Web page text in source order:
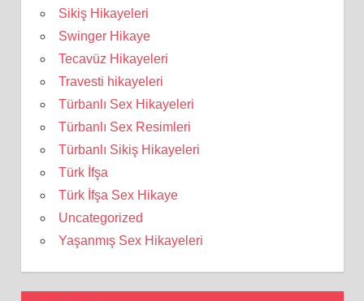
Sikiş Hikayeleri
Swinger Hikaye
Tecavüz Hikayeleri
Travesti hikayeleri
Türbanlı Sex Hikayeleri
Türbanlı Sex Resimleri
Türbanlı Sikiş Hikayeleri
Türk İfşa
Türk İfşa Sex Hikaye
Uncategorized
Yaşanmış Sex Hikayeleri